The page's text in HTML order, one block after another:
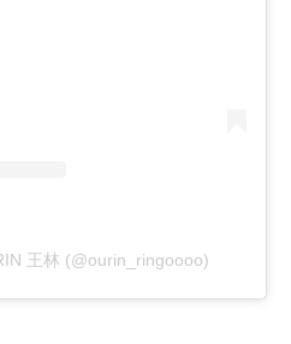
王林 (@ourin_ringoooo)